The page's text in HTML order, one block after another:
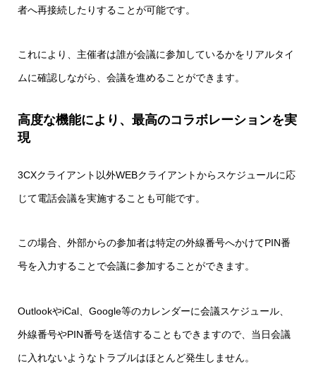
者へ再接続したりすることが可能です。
これにより、主催者は誰が会議に参加しているかをリアルタイ
ムに確認しながら、会議を進めることができます。
高度な機能により、最高のコラボレーションを実
現
3CXクライアント以外WEBクライアントからスケジュールに応
じて電話会議を実施することも可能です。
この場合、外部からの参加者は特定の外線番号へかけてPIN番
号を入力することで会議に参加することができます。
OutlookやiCal、Google等のカレンダーに会議スケジュール、
外線番号やPIN番号を送信することもできますので、当日会議
に入れないようなトラブルはほとんど発生しません。